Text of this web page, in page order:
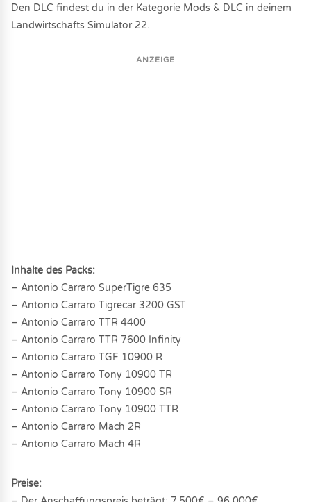
Den DLC findest du in der Kategorie Mods & DLC in deinem
Landwirtschafts Simulator 22.
ANZEIGE
Inhalte des Packs:
– Antonio Carraro SuperTigre 635
– Antonio Carraro Tigrecar 3200 GST
– Antonio Carraro TTR 4400
– Antonio Carraro TTR 7600 Infinity
– Antonio Carraro TGF 10900 R
– Antonio Carraro Tony 10900 TR
– Antonio Carraro Tony 10900 SR
– Antonio Carraro Tony 10900 TTR
– Antonio Carraro Mach 2R
– Antonio Carraro Mach 4R
Preise: